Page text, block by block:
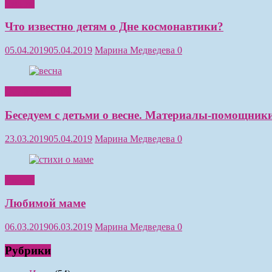
Что известно детям о Дне космонавтики?
05.04.201905.04.2019 Марина Медведева 0
Беседуем с детьми о весне. Материалы-
23.03.201905.04.2019 Марина Медведева 0
Любимой маме
06.03.201906.03.2019 Марина Медведева 0
Рубрики